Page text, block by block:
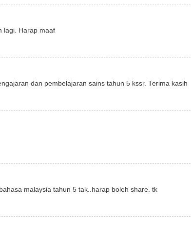
lagi. Harap maaf
dan pembelajaran sains tahun 5 kssr. Terima kasih
malaysia tahun 5 tak..harap boleh share. tk